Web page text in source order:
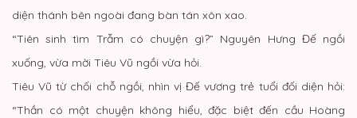
diện thánh bên ngoài đang bàn tán xôn xao.
“Tiên sinh tìm Trẫm có chuyện gì?” Nguyên Hưng Đế ngồi
xuống, vừa mời Tiêu Vũ ngồi vừa hỏi.
Tiêu Vũ từ chối chỗ ngồi, nhìn vị Đế vương trẻ tuổi đối diện hỏi:
“Thần có một chuyện không hiểu, đặc biệt đến cầu Hoàng